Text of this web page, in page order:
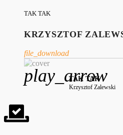
TAK TAK
KRZYSZTOF
file_download
play_arrow
TAK TAK
Krzysztof Zalewski